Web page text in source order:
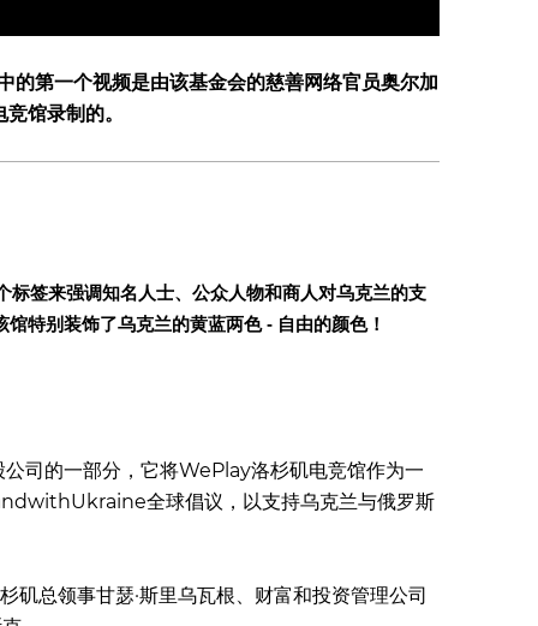
一个视频是由该基金会的慈善网络官员奥尔加
馆录制的。
签来强调知名人士、公众人物和商人对乌克兰的支
特别装饰了乌克兰的黄蓝两色 - 自由的颜色！
司的一部分，它将WePlay洛杉矶电竞馆作为一
全球倡议，以支持乌克兰与俄罗斯
矶总领事甘瑟·斯里乌瓦根、财富和投资管理公司